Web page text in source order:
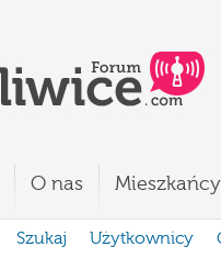
O nas Mieszkańcy
Szukaj Użytkownicy